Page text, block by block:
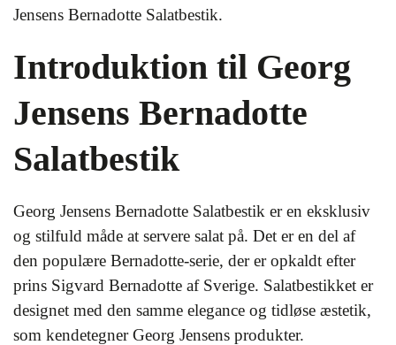
Jensens Bernadotte Salatbestik.
Introduktion til Georg
Jensens Bernadotte
Salatbestik
Georg Jensens Bernadotte Salatbestik er en eksklusiv
og stilfuld måde at servere salat på. Det er en del af
den populære Bernadotte-serie, der er opkaldt efter
prins Sigvard Bernadotte af Sverige. Salatbestikket er
designet med den samme elegance og tidløse æstetik,
som kendetegner Georg Jensens produkter.